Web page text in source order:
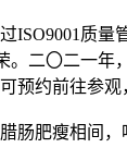
质
二〇二一
约前往参观
肥瘦相间